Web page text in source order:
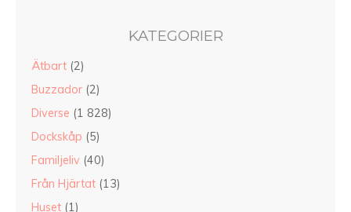
KATEGORIER
Ätbart (2)
Buzzador (2)
Diverse (1 828)
Dockskåp (5)
Familjeliv (40)
Från Hjärtat (13)
Huset (1)